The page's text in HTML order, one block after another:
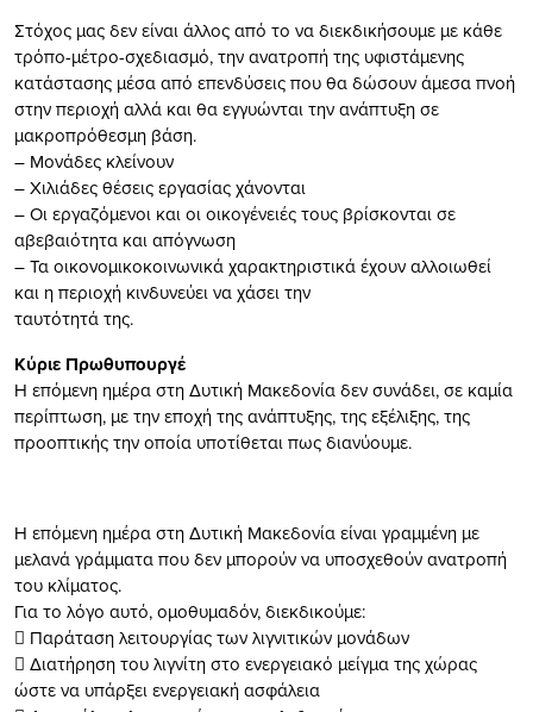
Στόχος μας δεν είναι άλλος από το να διεκδικήσουμε με κάθε
τρόπο-μέτρο-σχεδιασμό, την ανατροπή της υφιστάμενης
κατάστασης μέσα από επενδύσεις που θα δώσουν άμεσα πνοή
στην περιοχή αλλά και θα εγγυώνται την ανάπτυξη σε
μακροπρόθεσμη βάση.
– Μονάδες κλείνουν
– Χιλιάδες θέσεις εργασίας χάνονται
– Οι εργαζόμενοι και οι οικογένειές τους βρίσκονται σε
αβεβαιότητα και απόγνωση
– Τα οικονομικοκοινωνικά χαρακτηριστικά έχουν αλλοιωθεί
και η περιοχή κινδυνεύει να χάσει την
ταυτότητά της.
Κύριε Πρωθυπουργέ
Η επόμενη ημέρα στη Δυτική Μακεδονία δεν συνάδει, σε καμία
περίπτωση, με την εποχή της ανάπτυξης, της εξέλιξης, της
προοπτικής την οποία υποτίθεται πως διανύουμε.
Η επόμενη ημέρα στη Δυτική Μακεδονία είναι γραμμένη με
μελανά γράμματα που δεν μπορούν να υποσχεθούν ανατροπή
του κλίματος.
Για το λόγο αυτό, ομοθυμαδόν, διεκδικούμε:
 Παράταση λειτουργίας των λιγνιτικών μονάδων
 Διατήρηση του λιγνίτη στο ενεργειακό μείγμα της χώρας
ώστε να υπάρξει ενεργειακή ασφάλεια